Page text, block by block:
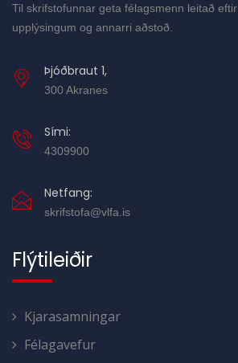
Til skrifstofunnar geta félagsmenn leitað eftir
upplýsingum og annarri aðstoð.
Þjóðbraut 1,
300 Akranes
Sími:
4309900
Netfang:
skrifstofa@vlfa.is
Flýtileiðir
Kjarasamningar
Félagavefur